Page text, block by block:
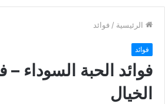
الرئيسية / فوائد
فوائد
فوائد الحبة السوداء –
الخيال